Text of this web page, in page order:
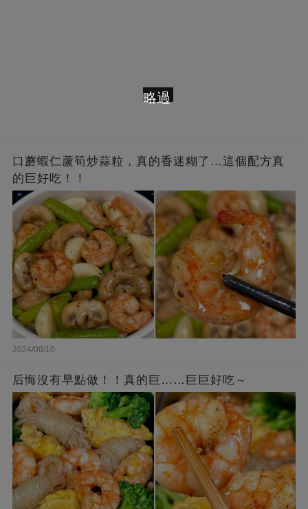
口蘑蝦仁蘆筍炒蒜粒，真的香迷糊了…這個配方真
的巨好吃！！
2024/08/10
后悔沒有早點做！！真的巨……巨巨好吃～
略過